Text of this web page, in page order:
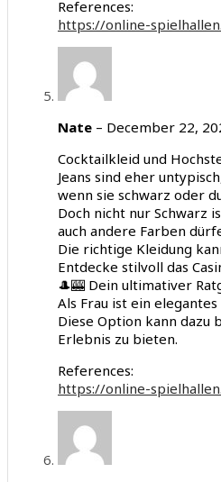
References:
https://online-
Nate – December 22,
Cocktailkleid und
Jeans sind eher
wenn sie schwarz oder
Doch nicht nur Schwarz
auch andere Farben
Die richtige Kleidung
Entdecke stilvoll das
🎩🎰 Dein ultimativer
Als Frau ist ein
Diese Option kann dazu
Erlebnis zu bieten.
References:
https://online-